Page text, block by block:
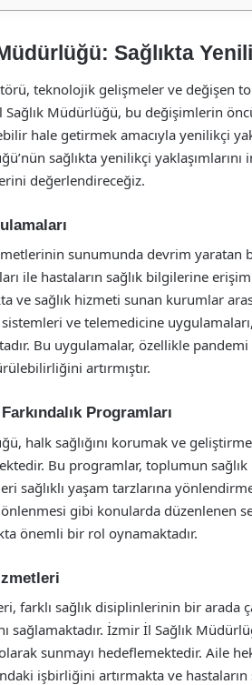
Sağlıkta
teknolojik gelişmeler ve değişen
Müdürlüğü, bu değişimlerin
hale getirmek amacıyla yenilikçi
sağlıkta yenilikçi
değerlendireceğiz.
sunumunda devrim yaratan
ile hastaların sağlık bilgilerine
ve sağlık hizmeti sunan kurumlar
ve telemedicine
Bu uygulamalar, özellikle
artırmıştır.
Programları
halk sağlığını korumak ve
Bu programlar, toplumun
sağlıklı yaşam tarzlarına
önlenmesi gibi konularda düzenlenen
önemli bir rol oynamaktadır.
farklı sağlık disiplinlerinin bir arada
sağlamaktadır. İzmir İl Sağlık
sunmayı hedeflemektedir. Aile
işbirliğini artırmakta ve